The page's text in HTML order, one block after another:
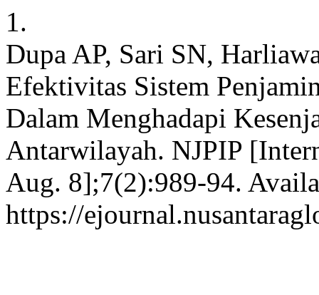
1.
Dupa AP, Sari SN,
Efektivitas Sistem
Dalam Menghadapi
Antarwilayah. NJPIP
Aug. 8];7(2):989-94.
https://